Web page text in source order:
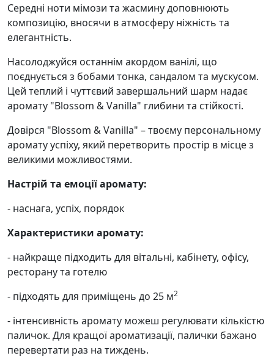
Середні ноти мімози та жасмину доповнюють
композицію, вносячи в атмосферу ніжність та
елегантність.
Насолоджуйся останнім акордом ванілі, що
поєднується з бобами тонка, сандалом та мускусом.
Цей теплий і чуттєвий завершальний шарм надає
аромату "Blossom & Vanilla" глибини та стійкості.
Довірся "Blossom & Vanilla" – твоєму персональному
аромату успіху, який перетворить простір в місце з
великими можливостями.
Настрій та емоції аромату:
- наснага, успіх, порядок
Характеристики аромату:
- найкраще підходить для вітальні, кабінету, офісу,
ресторану та готелю
- підходять для приміщень до 25 м2
- інтенсивність аромату можеш регулювати кількістю
паличок. Для кращої ароматизації, палички бажано
перевертати раз на тиждень.